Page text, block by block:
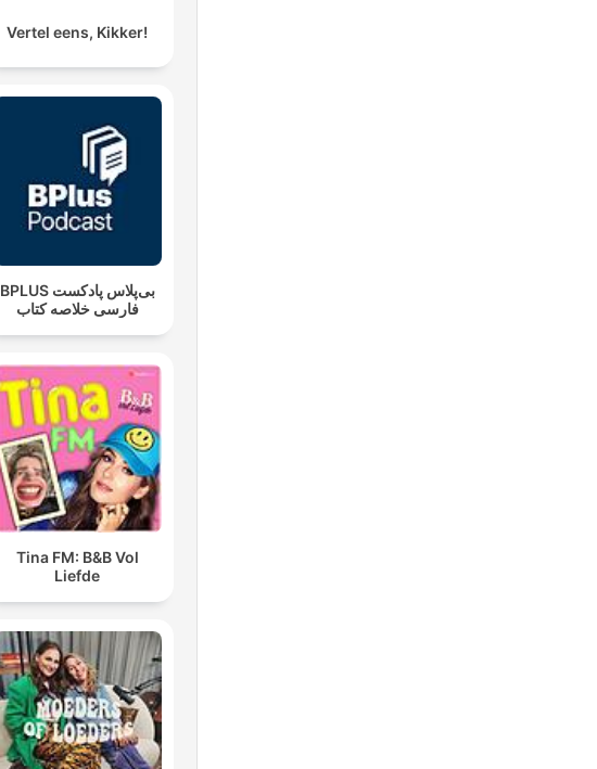
Vertel eens, Kikker!
‌BPLUS بی‌پلاس پادکست
فارسی خلاصه کتاب
Tina FM: B&B Vol
Liefde